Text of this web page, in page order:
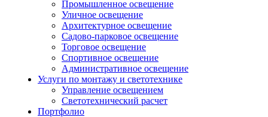
Промышленное освещение
Уличное освещение
Архитектурное освещение
Садово-парковое освещение
Торговое освещение
Спортивное освещение
Административное освещение
Услуги по монтажу и светотехнике
Управление освещением
Светотехнический расчет
Портфолио